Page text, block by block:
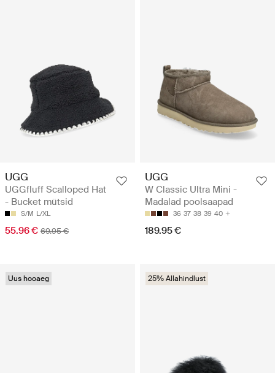
UGG
UGGfluff Scalloped Hat
- Bucket mütsid
S/M L/XL
55.96 € 69.95 €
UGG
W Classic Ultra Mini -
Madalad poolsaapad
36 37 38 39 40
189.95 €
Uus hooaeg 25% Allahindlust